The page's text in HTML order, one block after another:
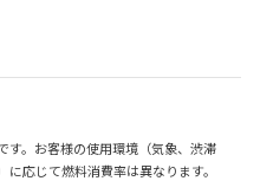
。お客様の使用環境（気象、渋滞
応じて燃料消費率は異なります。